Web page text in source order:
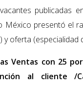
publicadas
México presentó el
oferta (especialidad
Ventas con 25
al cliente /